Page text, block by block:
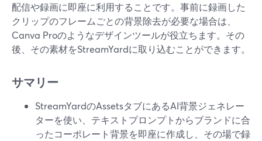
配信や録画に即座に利用することです。事前に録画した
クリップのフレームごとの背景除去が必要な場合は、
Canva Proのようなデザインツールが役立ちます。その
後、その素材をStreamYardに取り込むことができます。
サマリー
StreamYardのAssetsタブにあるAI背景ジェネレー
ターを使い、テキストプロンプトからブランドに合
ったコーポレート背景を即座に作成し、その場で録